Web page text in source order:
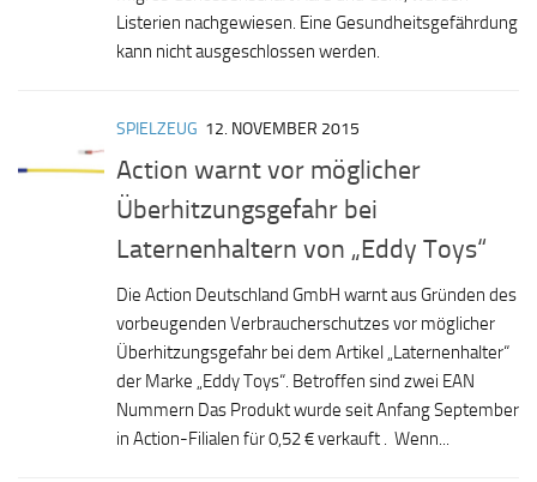
Listerien nachgewiesen. Eine Gesundheitsgefährdung
kann nicht ausgeschlossen werden.
SPIELZEUG 12. NOVEMBER 2015
Action warnt vor möglicher
Überhitzungsgefahr bei
Laternenhaltern von „Eddy Toys“
Die Action Deutschland GmbH warnt aus Gründen des
vorbeugenden Verbraucherschutzes vor möglicher
Überhitzungsgefahr bei dem Artikel „Laternenhalter“
der Marke „Eddy Toys“. Betroffen sind zwei EAN
Nummern Das Produkt wurde seit Anfang September
in Action-Filialen für 0,52 € verkauft . Wenn...